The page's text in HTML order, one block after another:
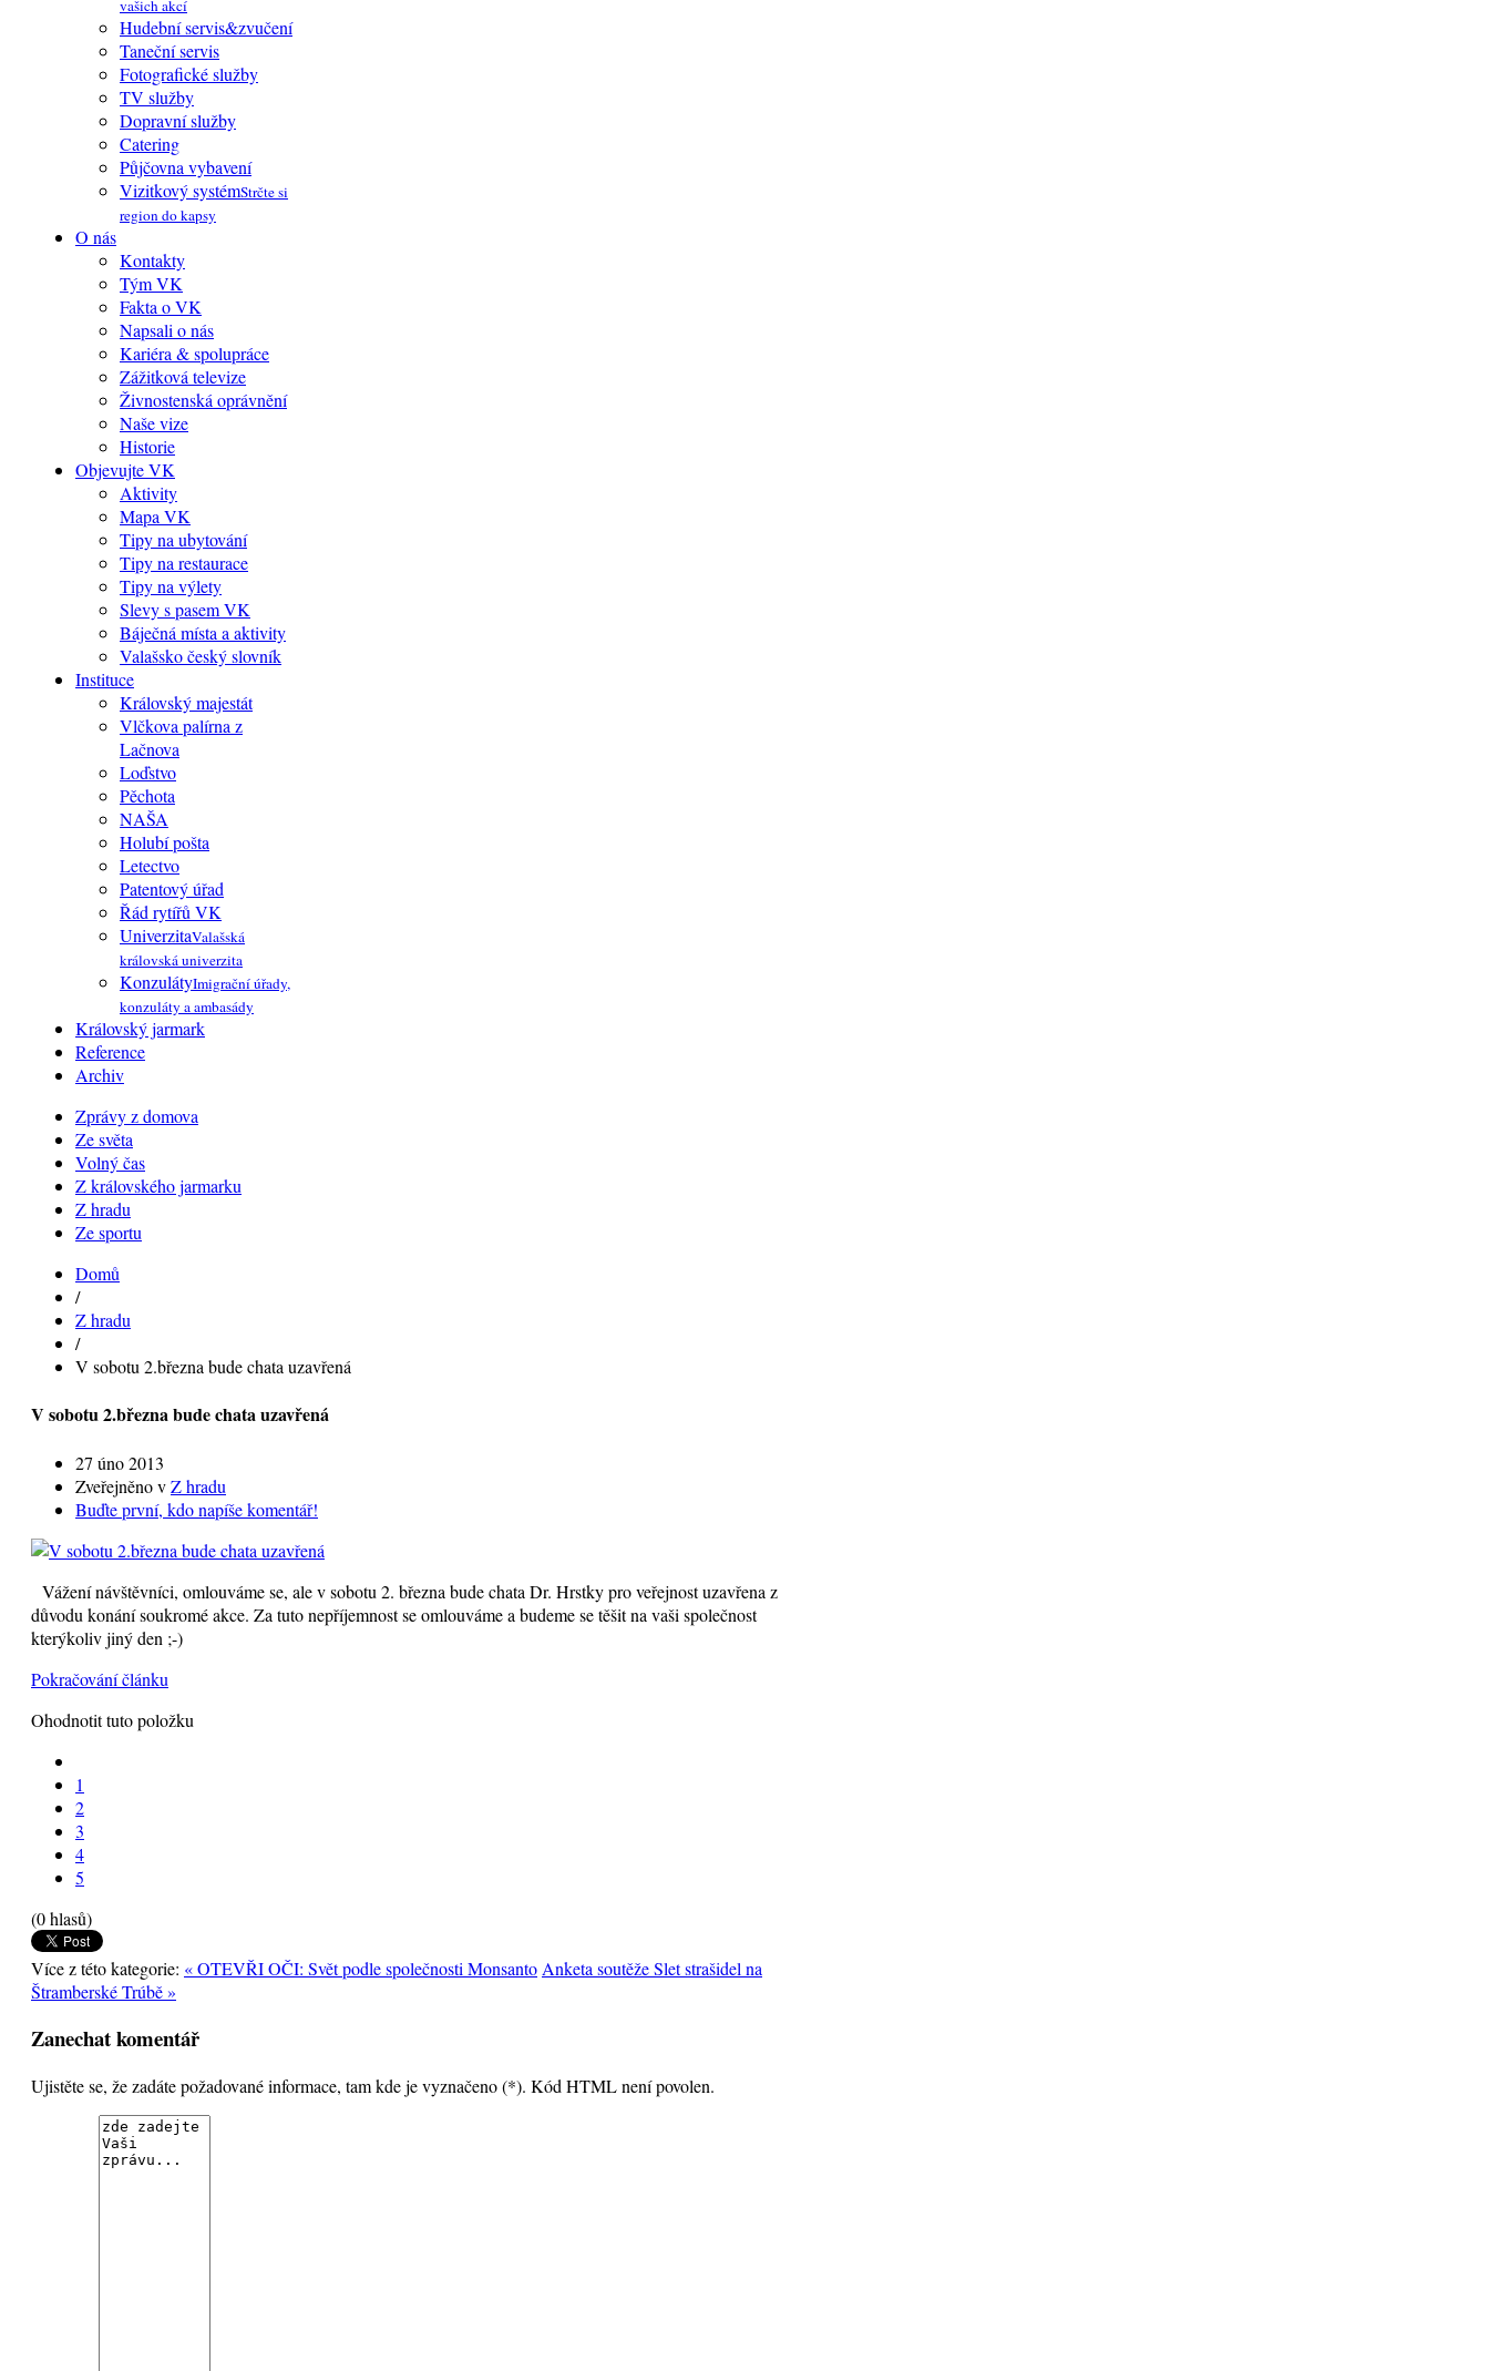
vašich akcí
Hudební servis&zvučení
Taneční servis
Fotografické služby
TV služby
Dopravní služby
Catering
Půjčovna vybavení
Vizitkový systémStrčte si
region do kapsy
O nás
Kontakty
Tým VK
Fakta o VK
Napsali o nás
Kariéra & spolupráce
Zážitková televize
Živnostenská oprávnění
Naše vize
Historie
Objevujte VK
Aktivity
Mapa VK
Tipy na ubytování
Tipy na restaurace
Tipy na výlety
Slevy s pasem VK
Báječná místa a aktivity
Valašsko český slovník
Instituce
Královský majestát
Vlčkova palírna z
Lačnova
Loďstvo
Pěchota
NAŠA
Holubí pošta
Letectvo
Patentový úřad
Řád rytířů VK
UniverzitaValašská
královská univerzita
KonzulátyImigrační úřady,
konzuláty a ambasády
Královský jarmark
Reference
Archiv
Zprávy z domova
Ze světa
Volný čas
Z královského jarmarku
Z hradu
Ze sportu
Domů
/
Z hradu
/
V sobotu 2.března bude chata uzavřená
V sobotu 2.března bude chata uzavřená
27 úno 2013
Zveřejněno vZ hradu
Buďte první, kdo napíše komentář!
Vážení návštěvníci, omlouváme se, ale v sobotu 2. března bude chata Dr. Hrstky pro veřejnost uzavřena z
důvodu konání soukromé akce. Za tuto nepříjemnost se omlouváme a budeme se těšit na vaši společnost
kterýkoliv jiný den ;-)
Pokračování článku
Ohodnotit tuto položku
1
2
3
4
5
(0 hlasů)
Více z této kategorie: « OTEVŘI OČI: Svět podle společnosti Monsanto Anketa soutěže Slet strašidel na
Štramberské Trúbě »
Zanechat komentář
Ujistěte se, že zadáte požadované informace, tam kde je vyznačeno (*). Kód HTML není povolen.